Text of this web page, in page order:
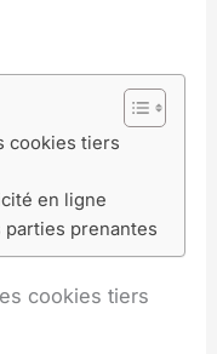
cookies tiers
en ligne
parties prenantes
cookies tiers